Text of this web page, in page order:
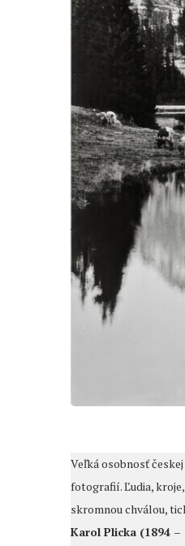
Veľká osobnosť
fotografií. Ľudia,
skromnou chválou,
Karol Plicka (1894 –